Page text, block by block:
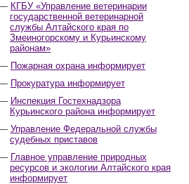
КГБУ «Управление ветеринарии
государственной ветеринарной
службы Алтайского края по
Змеиногорскому и Курьинскому
районам»
Пожарная охрана информирует
Прокуратура информирует
Инспекция Гостехнадзора
Курьинского района информирует
Управление Федеральной службы
судебных приставов
Главное управление природных
ресурсов и экологии Алтайского края
информирует